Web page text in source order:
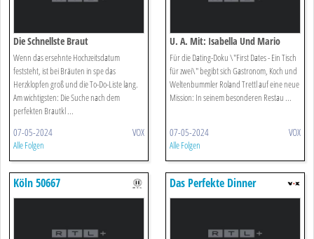
Die Schnellste Braut
Wenn das ersehnte Hochzeitsdatum
feststeht, ist bei Bräuten in spe das
Herzklopfen groß und die To-Do-Liste lang.
Am wichtigsten: Die Suche nach dem
perfekten Brautkl ...
07-05-2024 VOX
Alle Folgen
U. A. Mit: Isabella Und Mario
Für die Dating-Doku \"First Dates - Ein Tisch
für zwei\" begibt sich Gastronom, Koch und
Weltenbummler Roland Trettl auf eine neue
Mission: In seinem besonderen Restau ...
07-05-2024 VOX
Alle Folgen
Köln 50667 Das Perfekte Dinner